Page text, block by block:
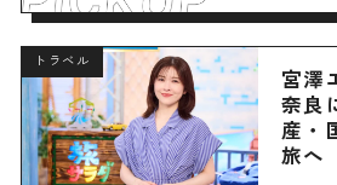
トラベル
宮澤
奈良
産・
旅へ